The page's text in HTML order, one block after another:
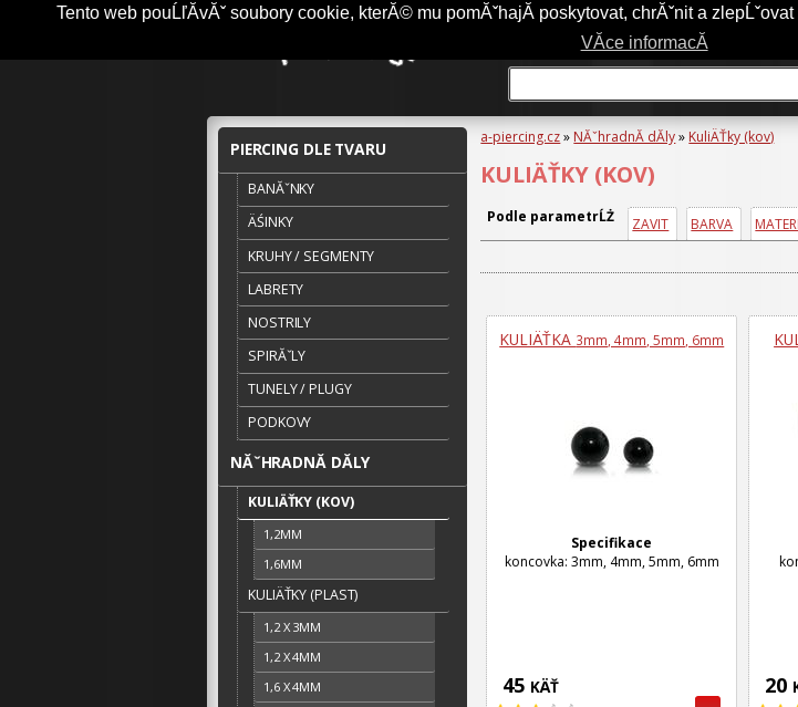
Tento web pouĹľĂ­vĂˇ soubory cookie, kterĂ© mu pomĂˇhajĂ­ poskytovat, chrĂˇnit a
VĂ­ce informacĂ­
a-piercing.cz» NĂˇhradnĂ­ dĂ­ly» KuliÄŤky (kov)
KULIÄŤKY (KOV)
Podle parametrĹŻ ZAVIT BARVA
KULIÄŤKA 3mm, 4mm, 5mm, 6mm
45 KÄŤ
Specifikace
koncovka: 3mm, 4mm, 5mm, 6mm
20
PIERCING DLE TVARU
BANĂˇNKY
ÄŚINKY
KRUHY / SEGMENTY
LABRETY
NOSTRILY
SPIRĂˇLY
TUNELY / PLUGY
PODKOVY
NĂˇHRADNĂ­ DĂ­LY
KULIÄŤKY (KOV)
1,2MM
1,6MM
KULIÄŤKY (PLAST)
1,2 X 3MM
1,2 X 4MM
1,6 X 4MM
A-PIERCING.CZ OBCHODNĂ­